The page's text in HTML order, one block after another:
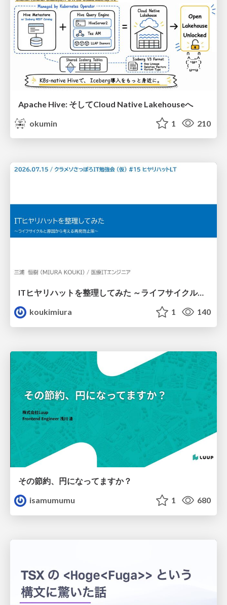
Apache Hive: そしてCloud Native Lakehouseへ
okumin
1 210
ITヒヤリハットを整理してみた ～ライフサイクルと原因から考える再発防止策～
koukimiura
1 140
その節約、円になってますか？
isamumumu
1 680